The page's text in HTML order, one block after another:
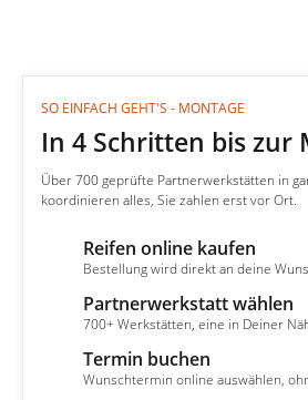
SO EINFACH GEHT'S - MONTAGE
In 4 Schritten bis zur
Über 700 geprüfte Partnerwerkstätten in
koordinieren alles, Sie zahlen erst vor Ort.
Reifen online kaufen
Bestellung wird direkt an deine
Partnerwerkstatt wählen
700+ Werkstätten, eine in Deiner
Termin buchen
Wunschtermin online auswählen,